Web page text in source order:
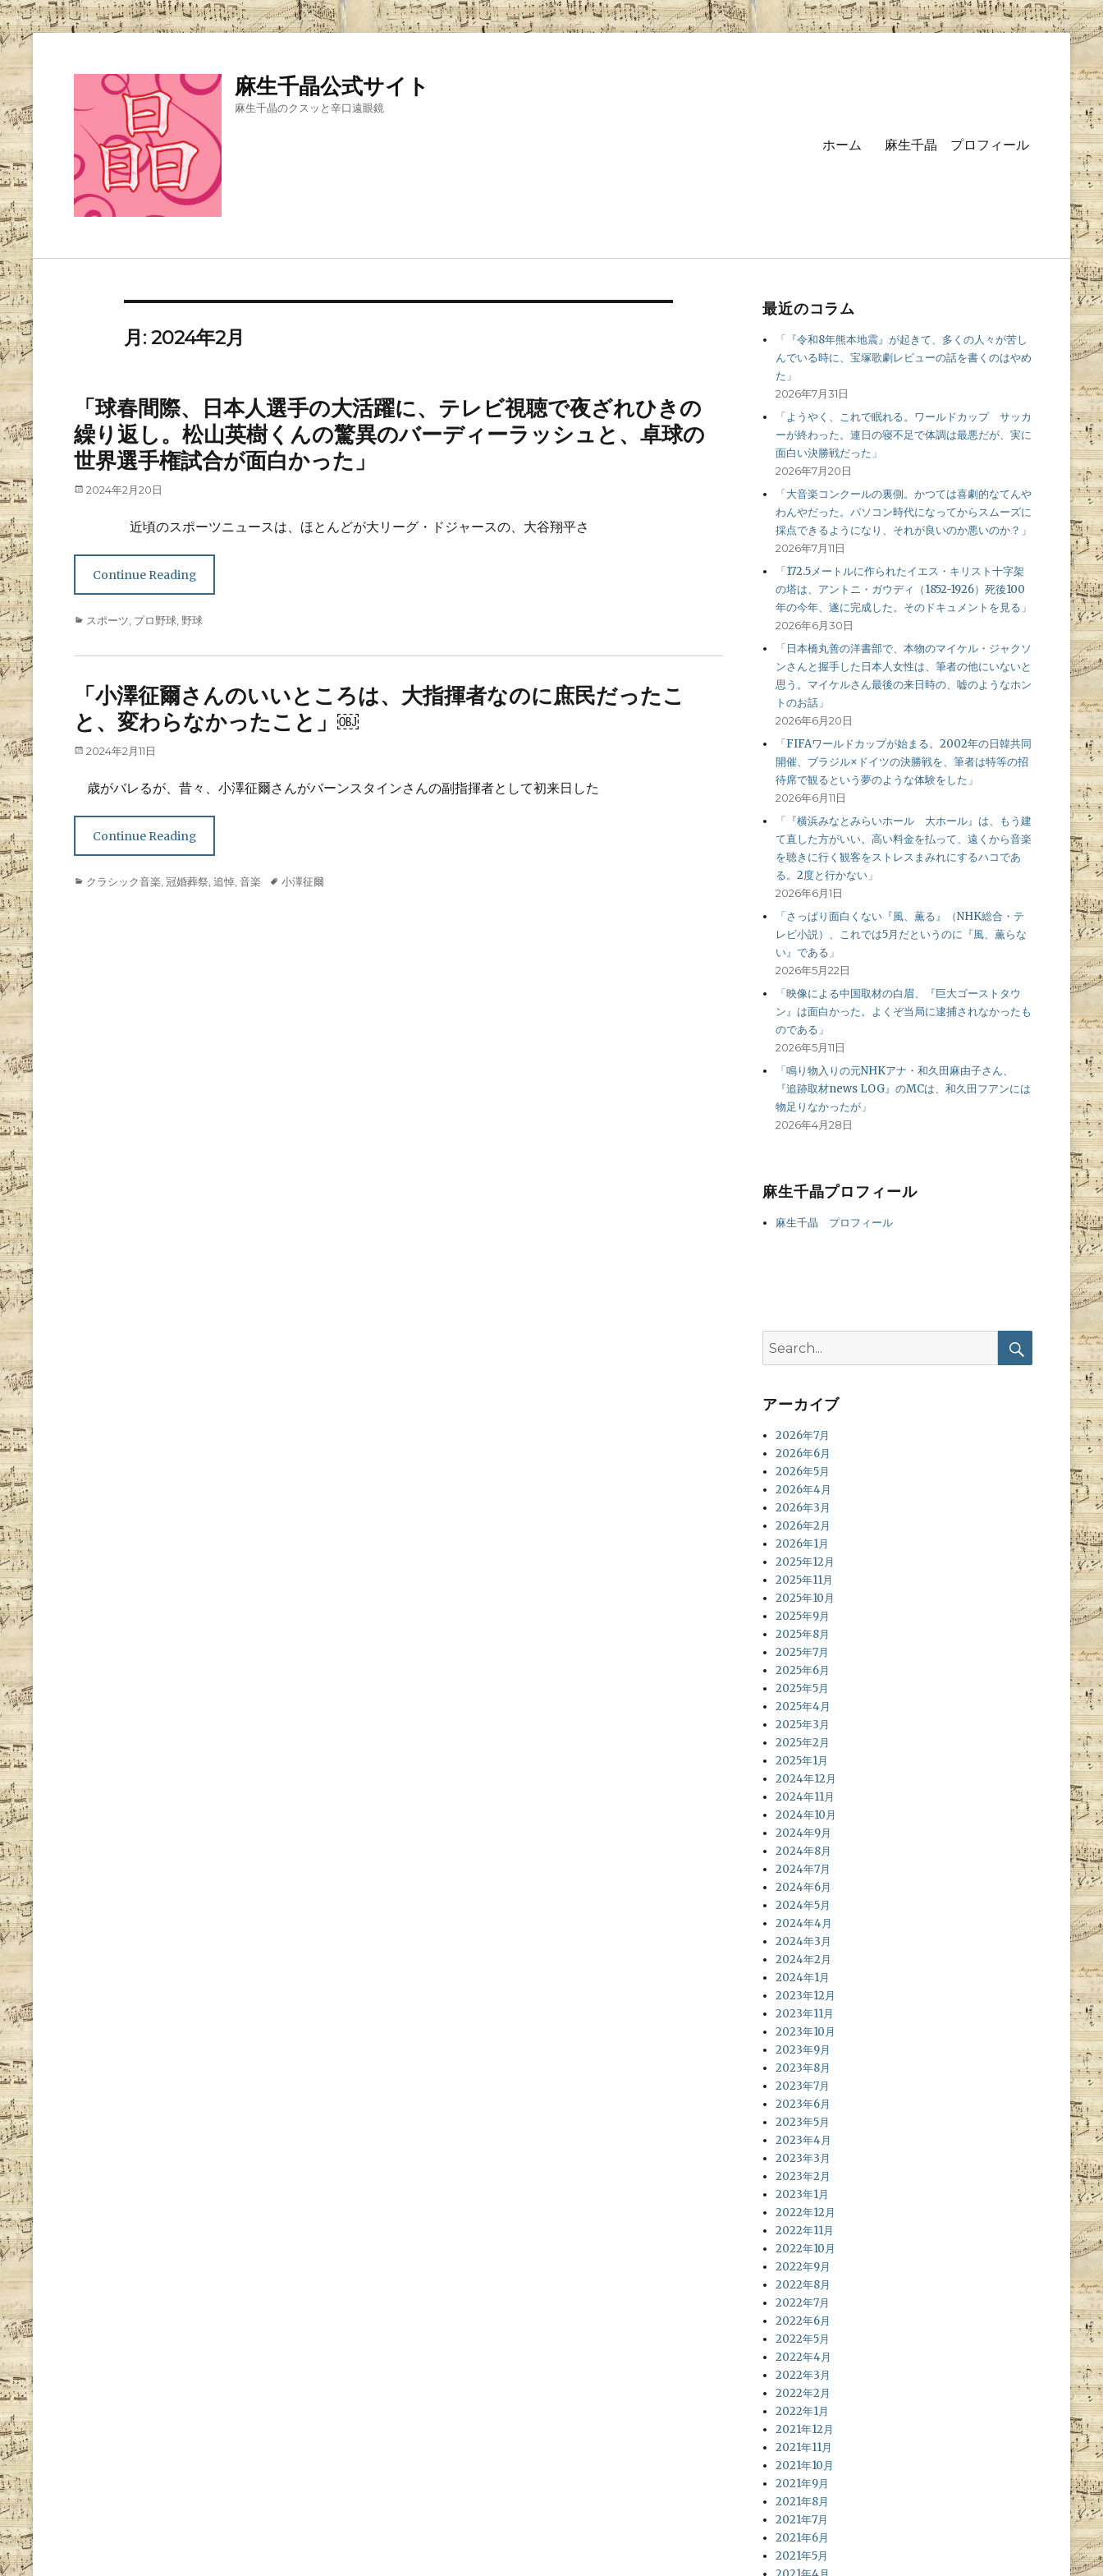
麻生千晶公式サイト
麻生千晶のクスッと辛口遠眼鏡
Primary
ホーム 麻生千晶 プロフィール
月: 2024年2月
「球春間際、日本人選手の大活躍に、テレビ視聴で夜ざれひきの
繰り返し。松山英樹くんの驚異のバーディーラッシュと、卓球の
世界選手権試合が面白かった」
Posted
2024年2月20日
近頃のスポーツニュースは、ほとんどが大リーグ・ドジャースの、大谷翔平さ
Continue Reading
Categories
スポーツ プロ野球 野球
「小澤征爾さんのいいところは、大指揮者なのに庶民だったこ
と、変わらなかったこと」￼
Posted
2024年2月11日
歳がバレるが、昔々、小澤征爾さんがバーンスタインさんの副指揮者として初来日した
Continue Reading
Categories
クラシック音楽 冠婚葬祭 追悼 音楽 Tags小澤征爾
最近のコラム
「『令和8年熊本地震』が起きて、多くの人々が苦し
んでいる時に、宝塚歌劇レビューの話を書くのはやめ
た」
2026年7月31日
「ようやく、これで眠れる。ワールドカップ サッカ
ーが終わった。連日の寝不足で体調は最悪だが、実に
面白い決勝戦だった」
2026年7月20日
「大音楽コンクールの裏側。かつては喜劇的なてんや
わんやだった。パソコン時代になってからスムーズに
採点できるようになり、それが良いのか悪いのか？」
2026年7月11日
「172.5メートルに作られたイエス・キリスト十字架
の塔は、アントニ・ガウディ（1852-1926）死後100
年の今年、遂に完成した。そのドキュメントを見る」
2026年6月30日
「日本橋丸善の洋書部で、本物のマイケル・ジャクソ
ンさんと握手した日本人女性は、筆者の他にいないと
思う。マイケルさん最後の来日時の、嘘のようなホン
トのお話」
2026年6月20日
「FIFAワールドカップが始まる。2002年の日韓共同
開催、ブラジル×ドイツの決勝戦を、筆者は特等の招
待席で観るという夢のような体験をした」
2026年6月11日
「『横浜みなとみらいホール 大ホール』は、もう建
て直した方がいい。高い料金を払って、遠くから音楽
を聴きに行く観客をストレスまみれにするハコであ
る。2度と行かない」
2026年6月1日
「さっぱり面白くない『風、薫る』（NHK総合・テ
レビ小説）、これでは5月だというのに『風、薫らな
い』である」
2026年5月22日
「映像による中国取材の白眉、『巨大ゴーストタウ
ン』は面白かった。よくぞ当局に逮捕されなかったも
のである」
2026年5月11日
「鳴り物入りの元NHKアナ・和久田麻由子さん、
『追跡取材news LOG』のMCは、和久田フアンには
物足りなかったが」
2026年4月28日
麻生千晶プロフィール
麻生千晶 プロフィール
for:
アーカイブ
2026年7月
2026年6月
2026年5月
2026年4月
2026年3月
2026年2月
2026年1月
2025年12月
2025年11月
2025年10月
2025年9月
2025年8月
2025年7月
2025年6月
2025年5月
2025年4月
2025年3月
2025年2月
2025年1月
2024年12月
2024年11月
2024年10月
2024年9月
2024年8月
2024年7月
2024年6月
2024年5月
2024年4月
2024年3月
2024年2月
2024年1月
2023年12月
2023年11月
2023年10月
2023年9月
2023年8月
2023年7月
2023年6月
2023年5月
2023年4月
2023年3月
2023年2月
2023年1月
2022年12月
2022年11月
2022年10月
2022年9月
2022年8月
2022年7月
2022年6月
2022年5月
2022年4月
2022年3月
2022年2月
2022年1月
2021年12月
2021年11月
2021年10月
2021年9月
2021年8月
2021年7月
2021年6月
2021年5月